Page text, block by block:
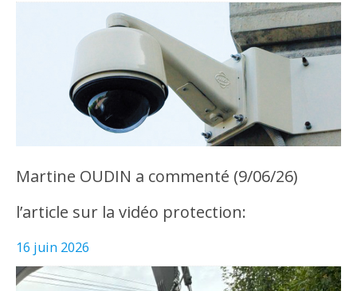
Martine OUDIN a commenté (9/06/26)
l’article sur la vidéo protection:
16 juin 2026